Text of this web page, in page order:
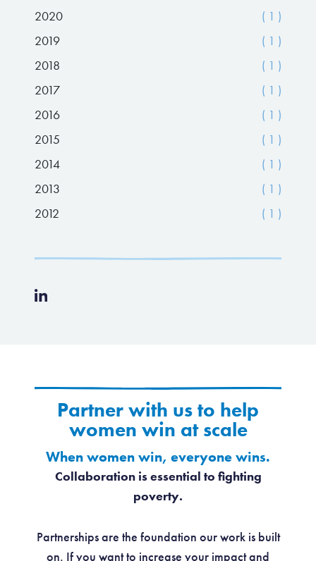
2020
( 1 )
2019
( 1 )
2018
( 1 )
2017
( 1 )
2016
( 1 )
2015
( 1 )
2014
( 1 )
2013
( 1 )
2012
( 1 )
Partner with us to help
women win at scale
When women win, everyone wins.
Collaboration is essential to fighting
poverty.
Partnerships are the foundation our work is built
on. If you want to increase your impact and